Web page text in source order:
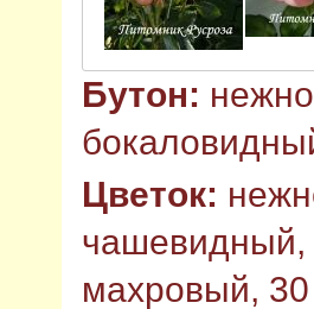
Бутон:
Цветок:
чашевидный,
махровый, 30